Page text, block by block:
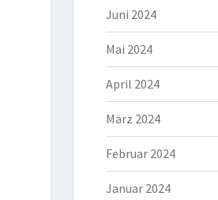
Juni 2024
Mai 2024
April 2024
März 2024
Februar 2024
Januar 2024